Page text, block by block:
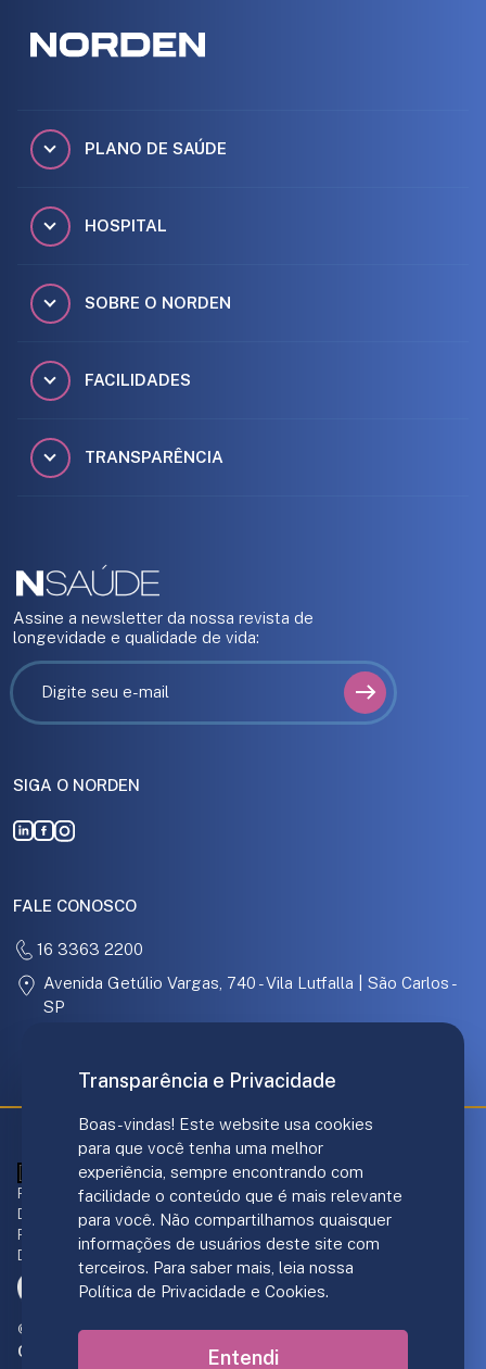
PLANO DE SAÚDE
HOSPITAL
SOBRE O NORDEN
FACILIDADES
TRANSPARÊNCIA
Assine a newsletter da nossa revista de
longevidade e qualidade de vida:
SIGA O NORDEN
FALE CONOSCO
16 3363 2200
Avenida Getúlio Vargas, 740 - Vila Lutfalla | São Carlos -
SP
ANS - nº 421707
Responsável técnico Plano de Saúde:
Dr. André Luis Gomes - CRM/SP 139.237
Responsável Norden Hospital:
Dr. João F. DiGiacomo - CRM/SP 151.206
© 2019-2026 Personal Care Operadora de Saúde S/A.
Criação de sites
Transparência e Privacidade
Boas-vindas! Este website usa cookies
para que você tenha uma melhor
experiência, sempre encontrando com
facilidade o conteúdo que é mais relevante
para você. Não compartilhamos quaisquer
informações de usuários deste site com
terceiros. Para saber mais, leia nossa
Política de Privacidade e Cookies.
Entendi